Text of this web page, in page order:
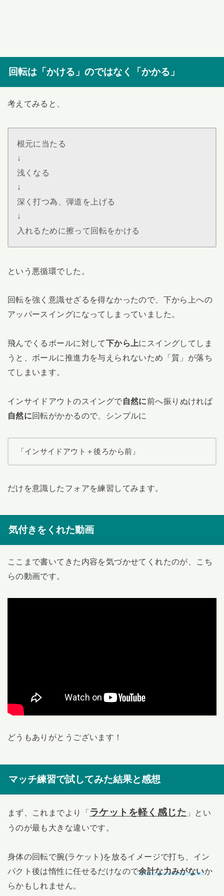
回転は「かける」のではなく「かかる」
考えてみると、
根元に当たる
↓
浅くなる
↓
深く打つ為、弾道を上げる
↓
入れるために擦って回転をかける
という悪循環でした。
回転を強く意識せざるを得なかったので、下から上への
アッパースイングになってしまっていました。
飛んでくるボールに対して下から上にスイングしてしま
うと、ボールに推進力を与えられないため「質」が落ち
てしまいます。
インサイドアウトのスイングで自然に前へ振りぬければ
自然に回転がかかるので、シンプルに
「インサイドアウト＋後ろから前」
だけを意識したフォアを練習してみます。
気付きをくれた動画
ここまで書いてきた内容を気づかせてくれたのが、こち
らの動画です。
どうもありがとうございます！
マッチ練習で試してみた結果と感想
まず、これまでより「ラケットを軽く感じた 」とい
うのが最も大きな違いです。
身体の回転で腕(ラケット)を放るイメージで打ち、イン
パクト後は惰性に任せるだけなので余計な力みがないか
らかもしれません。